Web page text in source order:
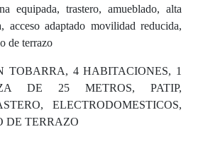
equipada, trastero, amueblado, alta
acceso adaptado movilidad reducida,
de terrazo
TOBARRA, 4 HABITACIONES, 1
DE 25 METROS, PATIP,
ELECTRODOMESTICOS,
DE TERRAZO